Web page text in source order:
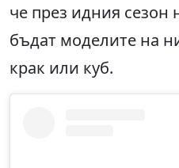
че през идния
бъдат моделите на
крак или куб.